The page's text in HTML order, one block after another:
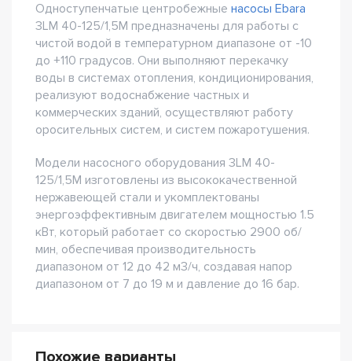
Одноступенчатые центробежные насосы Ebara
3LM 40-125/1,5M предназначены для работы с
чистой водой в температурном диапазоне от -10
до +110 градусов. Они выполняют перекачку
воды в системах отопления, кондиционирования,
реализуют водоснабжение частных и
коммерческих зданий, осуществляют работу
оросительных систем, и систем пожаротушения.
Модели насосного оборудования 3LM 40-
125/1,5M изготовлены из высококачественной
нержавеющей стали и укомплектованы
энергоэффективным двигателем мощностью 1.5
кВт, который работает со скоростью 2900 об/
мин, обеспечивая производительность
диапазоном от 12 до 42 м3/ч, создавая напор
диапазоном от 7 до 19 м и давление до 16 бар.
Похожие варианты